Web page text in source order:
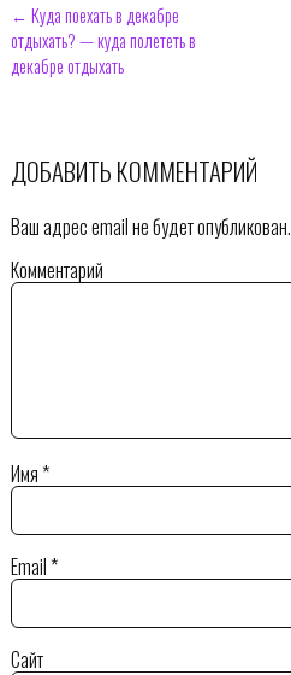
← Куда поехать в декабре
отдыхать? — куда полететь в
декабре отдыхать
ДОБАВИТЬ КОММЕНТАРИЙ
Ваш адрес email не будет опубликован.
Комментарий
Имя*
Email*
Сайт